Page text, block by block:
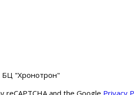
БЦ "Хронотрон"